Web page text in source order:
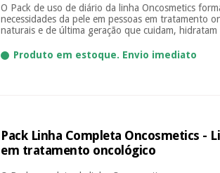
O Pack de uso de diário da linha Oncosmetics
necessidades da pele em pessoas em tratamento
naturais e de última geração que cuidam, hidratam
Produto em estoque. Envio imediato
Pack Linha Completa Oncosmetics -
em tratamento oncológico